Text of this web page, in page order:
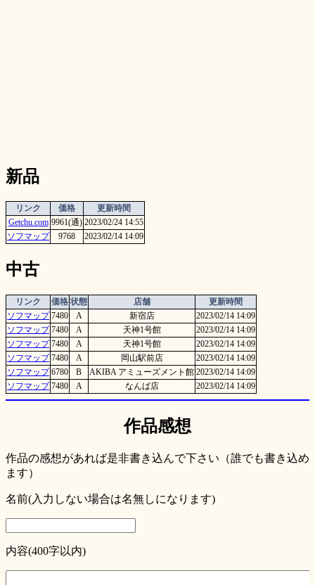
新品
リンク 価格
更新時間
Getchu.com 9961(通) 2023/02/24 14:55
ソフマップ
9768 2023/02/14 14:09
中古
リンク 価格 状態 店舗
更新時間
ソフマップ 7480 A 新宿店
2023/02/14 14:09
ソフマップ 7480 A 天神1号館
2023/02/14 14:09
ソフマップ 7480 A 天神1号館
2023/02/14 14:09
ソフマップ 7480 A 岡山駅前店
2023/02/14 14:09
ソフマップ 6780 B AKIBA アミューズメント館 2023/02/14 14:09
ソフマップ 7480 A なんば店 2023/02/14 14:09
作品感想
作品の感想があれば是非書き込んで下さい（誰でも書き込め
ます）
名前(入力しない場合は名無しになります)
内容(400字以内)